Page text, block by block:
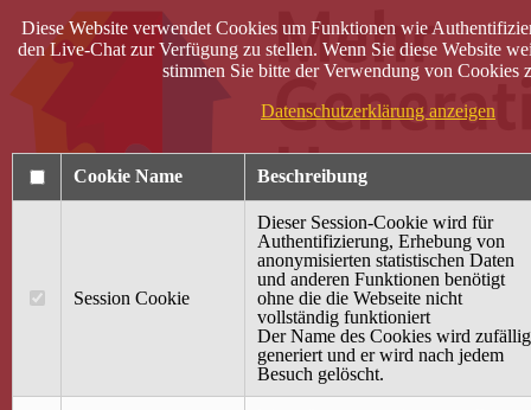
40 Jahre Mütterzentrum
Diese Website verwendet Cookies um Funktionen wie
den Live-Chat zur Verfügung zu stellen. Wenn Sie diese Website
stimmen Sie bitte der Verwendung von Cookies
Datenschutzerklärung anzeigen
Cookie Name Beschreibung
Session Cookie
Dieser Session-Cookie wird für
Authentifizierung, Erhebung von
anonymisierten statistischen Daten
und anderen Funktionen benötigt
ohne die die Webseite nicht
vollständig funktioniert
Der Name des Cookies wird zufällig
generiert und er wird nach jedem
Besuch gelöscht.